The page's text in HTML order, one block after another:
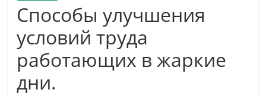
Способы улучшения
условий труда
работающих в жаркие
дни.